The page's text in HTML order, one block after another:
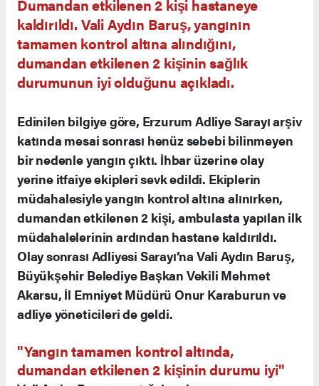
Dumandan etkilenen 2 kişi hastaneye
kaldırıldı. Vali Aydın Baruş, yangının
tamamen kontrol altına alındığını,
dumandan etkilenen 2 kişinin sağlık
durumunun iyi olduğunu açıkladı.
Edinilen bilgiye göre, Erzurum Adliye Sarayı arşiv
katında mesai sonrası henüz sebebi bilinmeyen
bir nedenle yangın çıktı. İhbar üzerine olay
yerine itfaiye ekipleri sevk edildi. Ekiplerin
müdahalesiyle yangın kontrol altına alınırken,
dumandan etkilenen 2 kişi, ambulasta yapılan ilk
müdahalelerinin ardından hastane kaldırıldı.
Olay sonrası Adliyesi Sarayı’na Vali Aydın Baruş,
Büyükşehir Belediye Başkan Vekili Mehmet
Akarsu, İl Emniyet Müdürü Onur Karaburun ve
adliye yöneticileri de geldi.
"Yangın tamamen kontrol altında,
dumandan etkilenen 2 kişinin durumu iyi"